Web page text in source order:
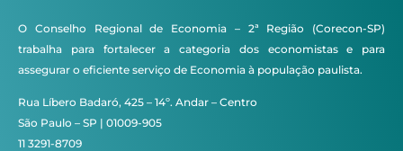
O Conselho Regional de Economia – 2ª Região (Corecon-SP)
trabalha para fortalecer a categoria dos economistas e para
assegurar o eficiente serviço de Economia à população paulista.
Rua Líbero Badaró, 425 – 14º. Andar – Centro
São Paulo – SP | 01009-905
11 3291-8709